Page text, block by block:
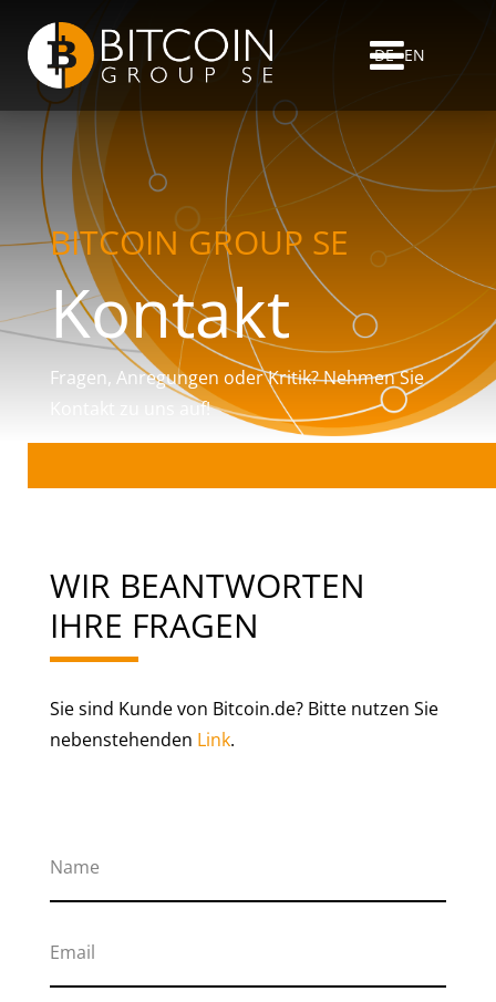
DE EN
BITCOIN GROUP SE
Kontakt
Fragen, Anregungen oder Kritik? Nehmen Sie
Kontakt zu uns auf!
WIR BEANTWORTEN
IHRE FRAGEN
Sie sind Kunde von Bitcoin.de? Bitte nutzen Sie
nebenstehenden Link.